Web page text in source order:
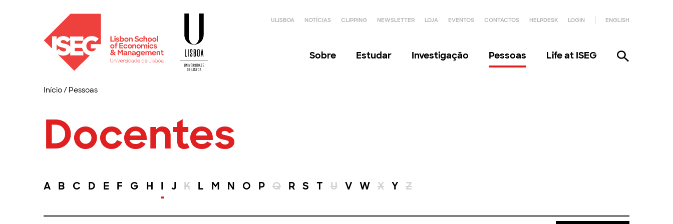
ULISBOA NOTÍCIAS CLIPPING NEWSLETTER LOJA EVENTOS CONTACTOS HELPDESK LOGIN ENGLISH
Sobre Estudar Investigação Pessoas Life at ISEG
Início/ Pessoas
Docentes
A B C D E F G H I J K L M N O P Q R S T U V W X Y Z